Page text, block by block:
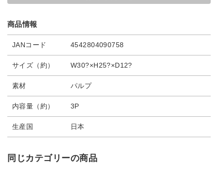
商品情報
JANコード 4542804090758
サイズ（約） W30?×H25?×D12?
素材 パルプ
内容量（約） 3P
生産国 日本
同じカテゴリーの商品